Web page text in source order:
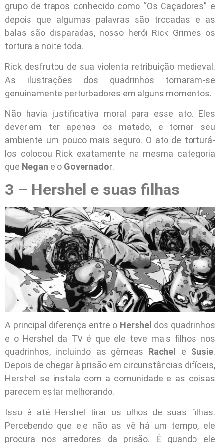
grupo de trapos conhecido como “Os Caçadores” e
depois que algumas palavras são trocadas e as
balas são disparadas, nosso herói Rick Grimes os
tortura a noite toda.
Rick desfrutou de sua violenta retribuição medieval.
As ilustrações dos quadrinhos tornaram-se
genuinamente perturbadores em alguns momentos.
Não havia justificativa moral para esse ato. Eles
deveriam ter apenas os matado, e tornar seu
ambiente um pouco mais seguro. O ato de torturá-
los colocou Rick exatamente na mesma categoria
que Negan e o Governador.
3 – Hershel e suas filhas
A principal diferença entre o Hershel dos quadrinhos
e o Hershel da TV é que ele teve mais filhos nos
quadrinhos, incluindo as gêmeas Rachel e Susie.
Depois de chegar à prisão em circunstâncias difíceis,
Hershel se instala com a comunidade e as coisas
parecem estar melhorando.
Isso é até Hershel tirar os olhos de suas filhas.
Percebendo que ele não as vê há um tempo, ele
procura nos arredores da prisão. É quando ele